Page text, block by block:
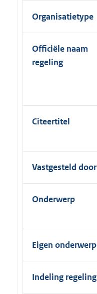
Organisatietype
Officiële naam
regeling
Citeertitel
Vastgesteld door
Onderwerp
Eigen onderwerp
Indeling regeling